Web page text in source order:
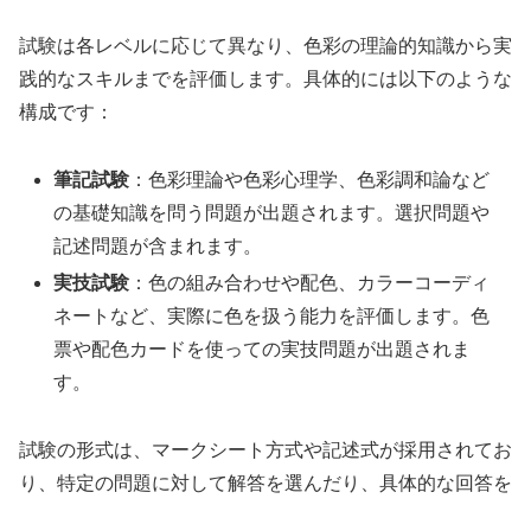
試験は各レベルに応じて異なり、色彩の理論的知識から実
践的なスキルまでを評価します。具体的には以下のような
構成です：
筆記試験 ：色彩理論や色彩心理学、色彩調和論など
の基礎知識を問う問題が出題されます。選択問題や
記述問題が含まれます。
実技試験 ：色の組み合わせや配色、カラーコーディ
ネートなど、実際に色を扱う能力を評価します。色
票や配色カードを使っての実技問題が出題されま
す。
試験の形式は、マークシート方式や記述式が採用されてお
り、特定の問題に対して解答を選んだり、具体的な回答を